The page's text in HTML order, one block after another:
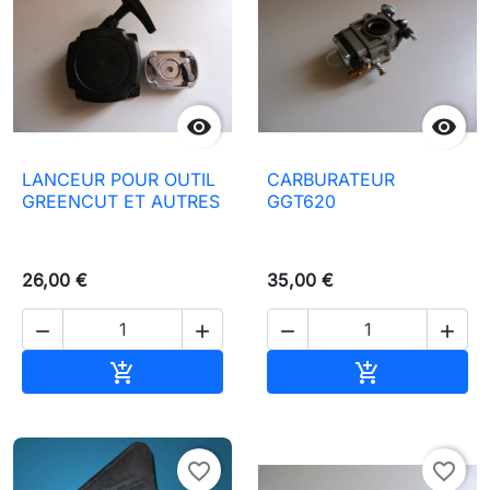

LANCEUR POUR OUTIL
GREENCUT ET AUTRES
26,00 €
 


CARBURATEUR
GGT620
35,00 €
 

favorite_border favorite_border